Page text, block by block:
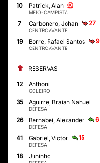
10 Patrick, Alan
MEIO-CAMPISTA
7 Carbonero, Johan 27
CENTROAVANTE
19 Borre, Rafael Santos 9
CENTROAVANTE
RESERVAS
12 Anthoni
GOLEIRO
35 Aguirre, Braian Nahuel
DEFESA
26 Bernabei, Alexander 6
DEFESA
41 Gabriel, Victor 15
DEFESA
18 Juninho